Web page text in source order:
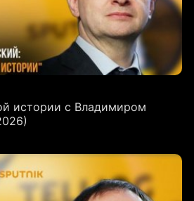
истории с Владимиром